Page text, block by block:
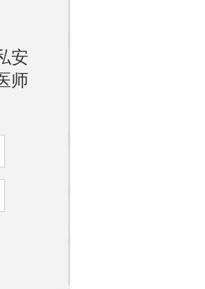
斑
，
外
黑
太
出
安
师